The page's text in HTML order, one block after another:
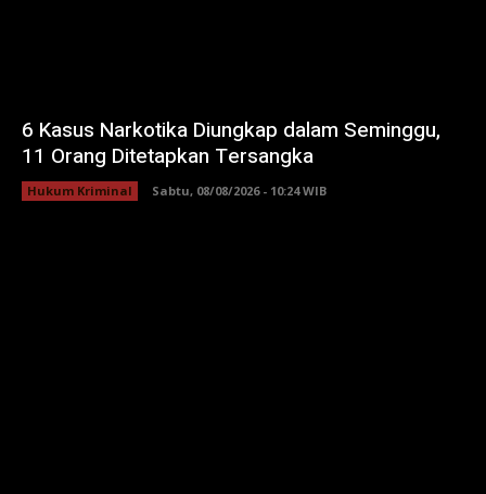
6 Kasus Narkotika Diungkap dalam Seminggu,
11 Orang Ditetapkan Tersangka
Hukum Kriminal Sabtu, 08/08/2026 - 10:24 WIB